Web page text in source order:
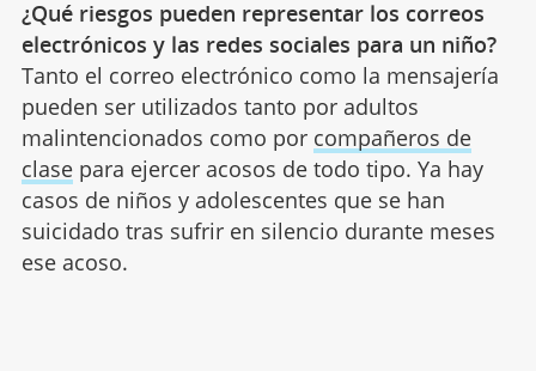
¿Qué riesgos pueden representar los correos
electrónicos y las redes sociales para un niño?
Tanto el correo electrónico como la mensajería
pueden ser utilizados tanto por adultos
malintencionados como por compañeros de
clasepara ejercer acosos de todo tipo. Ya hay
casos de niños y adolescentes que se han
suicidado tras sufrir en silencio durante meses
ese acoso.